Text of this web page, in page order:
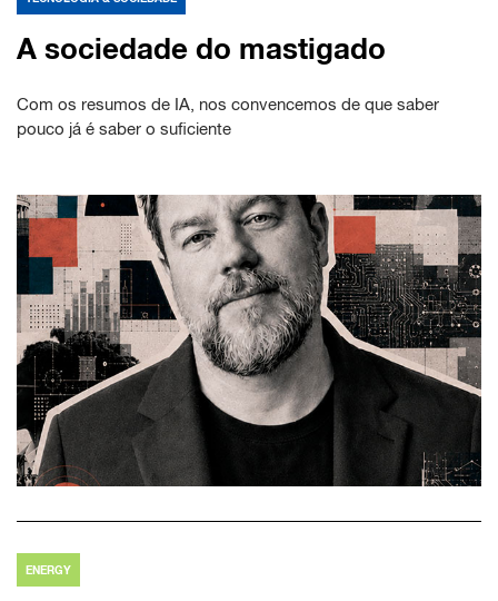
A sociedade do mastigado
Com os resumos de IA, nos convencemos de que saber
pouco já é saber o suficiente
ENERGY